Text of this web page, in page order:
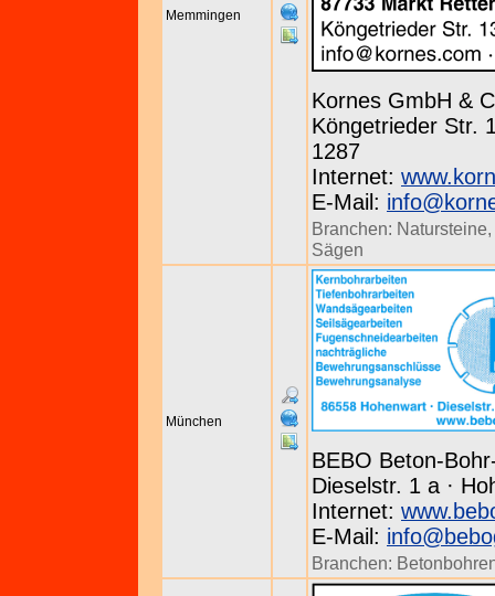
Memmingen
Kornes GmbH &
Köngetrieder Str.
1287
Internet:
E-Mail:
Branchen: Natursteine,
Sägen
München
BEBO Beton-
Dieselstr. 1 a ·
Internet:
E-Mail:
Branchen: